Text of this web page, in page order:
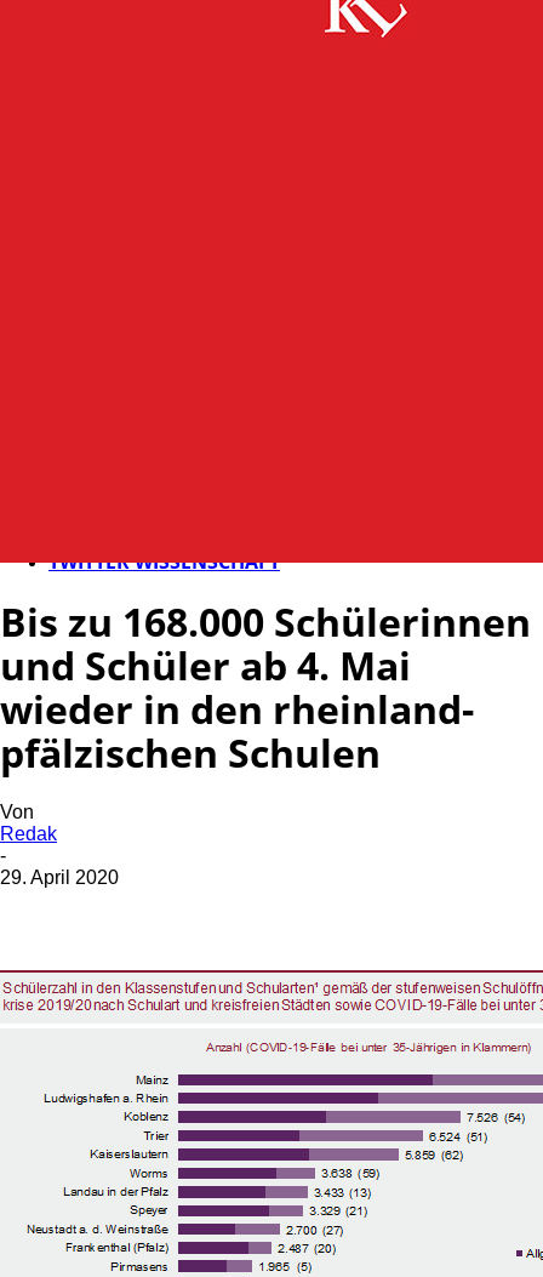
TWITTER WISSENSCHAFT
Bis zu 168.000 Schülerinnen
und Schüler ab 4. Mai
wieder in den rheinland-
pfälzischen Schulen
Von
Redak
-
29. April 2020